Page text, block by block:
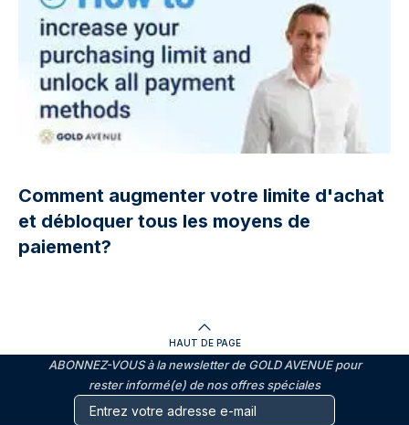
Comment augmenter votre limite d'achat
et débloquer tous les moyens de
paiement?
HAUT DE PAGE
ABONNEZ-VOUS à la newsletter de GOLD AVENUE pour
rester informé(e) de nos offres spéciales